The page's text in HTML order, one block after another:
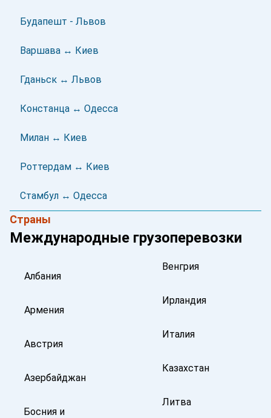
Будапешт - Львов
Варшава ↔ Киев
Гданьск ↔ Львов
Констанца ↔ Одесса
Милан ↔ Киев
Роттердам ↔ Киев
Стамбул ↔ Одесса
Страны
Международные грузоперевозки
Албания
Армения
Австрия
Азербайджан
Босния и
Венгрия
Ирландия
Италия
Казахстан
Литва